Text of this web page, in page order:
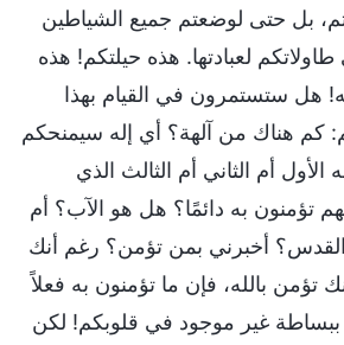
بل حتى لوضعتم جميع الشياطين
لعبادتها. هذه حيلتكم! هذه
هل ستستمرون في القيام بهذا
كم هناك من آلهة؟ أي إله سيمنحكم
أم الثاني أم الثالث الذي
تؤمنون به دائمًا؟ هل هو الآب؟ أم
القدس؟ أخبرني بمن تؤمن؟ رغم أنك
تؤمن بالله، فإن ما تؤمنون به فعلاً
ببساطة غير موجود في قلوبكم! لكن